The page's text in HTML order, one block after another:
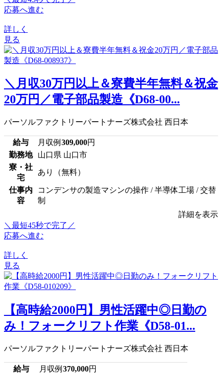
応募へ進む
詳しく
見る
＼月収30万円以上＆寮費半年無料＆祝金
20万円／電子部品製造《D68-00...
パーソルファクトリーパートナーズ株式会社 西日本
給与 月収例 309,000円
勤務地
山口県 山口市
寮・社
宅
あり（無料）
仕事内
容
コンデンサの製造マシンの操作 / 半導体工場 / 交替
制
詳細を表示
＼最短45秒で完了／
応募へ進む
詳しく
見る
【高時給2000円】男性活躍中◎日勤の
み！フォークリフト作業《D58-01...
パーソルファクトリーパートナーズ株式会社 西日本
給与 月収例 370,000円